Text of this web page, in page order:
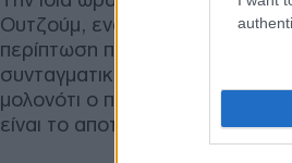
Ουτζούμ, ενός εκ των στενών
περίπτωση που οι πολίτες
συνταγματική αναθεώρηση,
μολονότι ο πρωθυπουργός της
είναι το αποτέλεσμα εμείς θα